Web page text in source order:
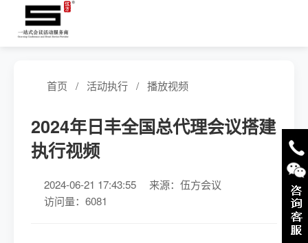
首页 / 活动执行 / 播放视频
2024年日丰全国总代理会议搭建
执行视频
2024-06-21 17:43:55
来源：伍方会议
访问量：6081